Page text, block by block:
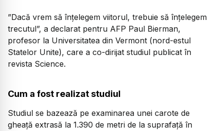
”Dacă vrem să înțelegem viitorul, trebuie să înțelegem
trecutul”, a declarat pentru AFP Paul Bierman,
profesor la Universitatea din Vermont (nord-estul
Statelor Unite), care a co-dirijat studiul publicat în
revista Science.
Cum a fost realizat studiul
Studiul se bazează pe examinarea unei carote de
gheață extrasă la 1.390 de metri de la suprafață în